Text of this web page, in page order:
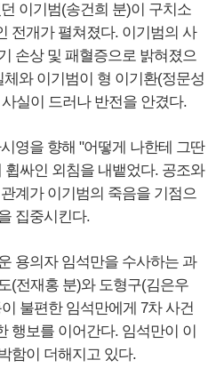
이기범(송건희 분)이 구치소
전개가 펼쳐졌다. 이기범의 사
손상 및 패혈증으로 밝혀졌으
와 이기범이 형 이기환(정문성
실이 드러나 반전을 안겼다.
영을 향해 "어떻게 나한테 그딴
싸인 외침을 내뱉었다. 공조와
계가 이기범의 죽음을 기점으
집중시킨다.
용의자 임석만을 수사하는 과
(전재홍 분)와 도형구(김은우
불편한 임석만에게 7차 사건
행보를 이어간다. 임석만이 이
함이 더해지고 있다.